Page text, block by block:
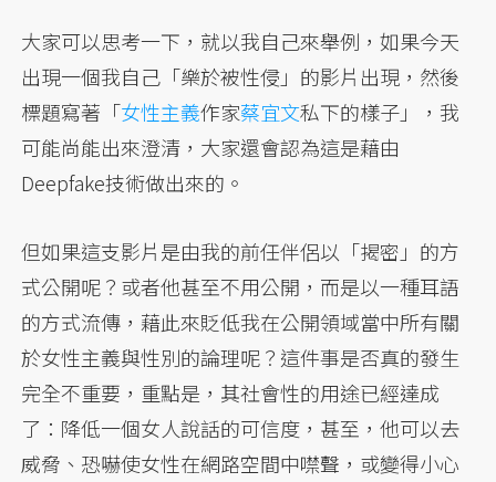
大家可以思考一下，就以我自己來舉例，如果今天
出現一個我自己「樂於被性侵」的影片出現，然後
標題寫著「女性主義作家蔡宜文私下的樣子」，我
可能尚能出來澄清，大家還會認為這是藉由
Deepfake技術做出來的。
但如果這支影片是由我的前任伴侶以「揭密」的方
式公開呢？或者他甚至不用公開，而是以一種耳語
的方式流傳，藉此來貶低我在公開領域當中所有關
於女性主義與性別的論理呢？這件事是否真的發生
完全不重要，重點是，其社會性的用途已經達成
了：降低一個女人說話的可信度，甚至，他可以去
威脅、恐嚇使女性在網路空間中噤聲，或變得小心